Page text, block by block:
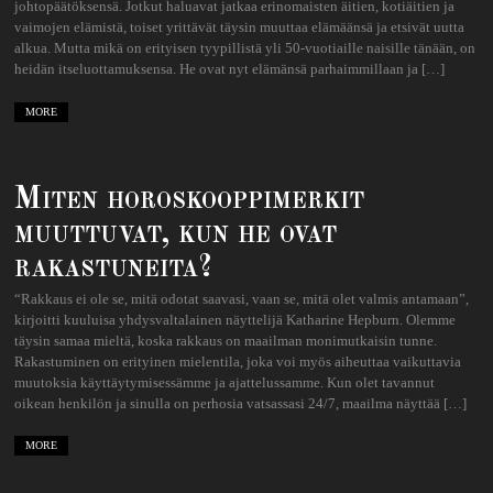
johtopäätöksensä. Jotkut haluavat jatkaa erinomaisten äitien, kotiäitien ja
vaimojen elämistä, toiset yrittävät täysin muuttaa elämäänsä ja etsivät uutta
alkua. Mutta mikä on erityisen tyypillistä yli 50-vuotiaille naisille tänään, on
heidän itseluottamuksensa. He ovat nyt elämänsä parhaimmillaan ja […]
MORE
Miten horoskooppimerkit
muuttuvat, kun he ovat
rakastuneita?
“Rakkaus ei ole se, mitä odotat saavasi, vaan se, mitä olet valmis antamaan”,
kirjoitti kuuluisa yhdysvaltalainen näyttelijä Katharine Hepburn. Olemme
täysin samaa mieltä, koska rakkaus on maailman monimutkaisin tunne.
Rakastuminen on erityinen mielentila, joka voi myös aiheuttaa vaikuttavia
muutoksia käyttäytymisessämme ja ajattelussamme. Kun olet tavannut
oikean henkilön ja sinulla on perhosia vatsassasi 24/7, maailma näyttää […]
MORE